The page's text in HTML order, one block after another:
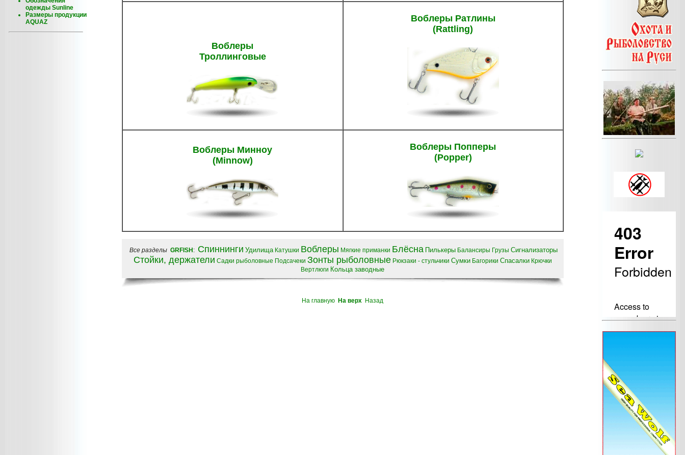
одежды Sunline
Размеры продукции
AQUAZ
Воблеры
Троллинговые
Воблеры Ратлины
(Rattling)
Воблеры Минноу
(Minnow)
Воблеры Попперы
(Popper)
Все разделы GRFISH : Спиннинги Удилища Катушки Воблеры Мягкие приманки Блёсна Пилькеры Балансиры Грузы Сигнализаторы
Стойки, держатели Садки рыболовные Подсачеки Зонты рыболовные Рюкзаки - стульчики Сумки Багорики Спасалки Крючки
Вертлюги Кольца заводные
На главную На верх Назад